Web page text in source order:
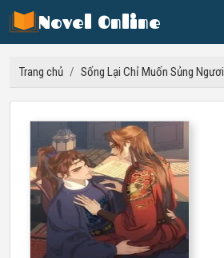
Novel Online
Trang chủ / Sống Lại Chỉ Muốn Sủng Ngươi